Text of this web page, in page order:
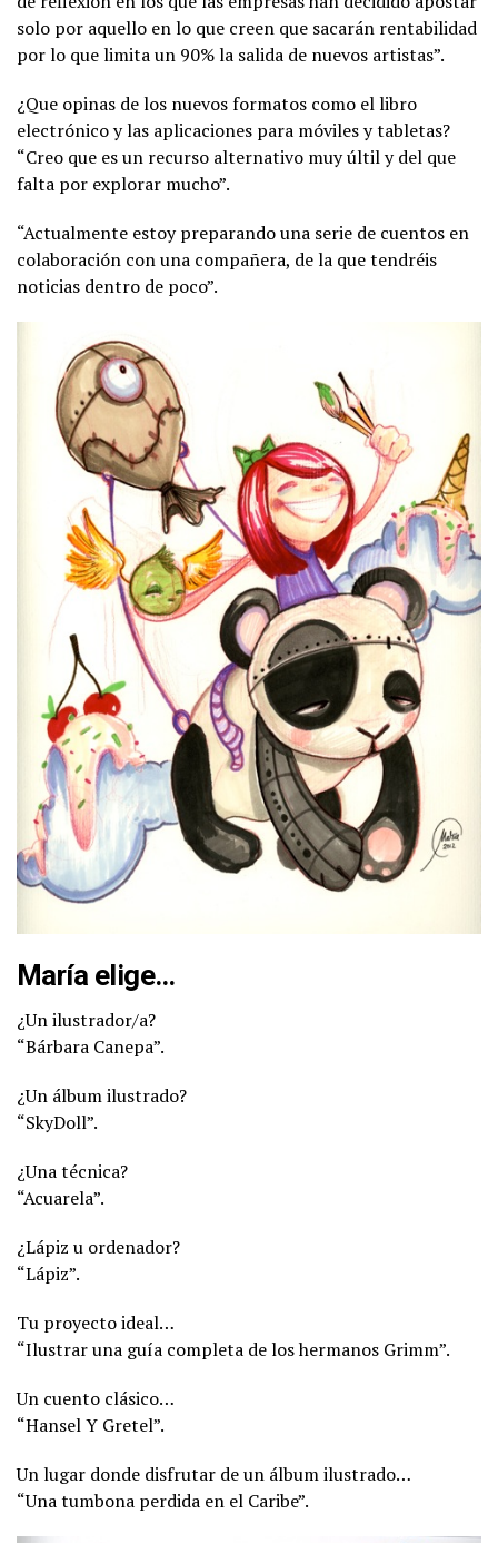
solo por aquello en lo que creen que sacarán rentabilidad
por lo que limita un 90% la salida de nuevos artistas”.
¿Que opinas de los nuevos formatos como el libro
electrónico y las aplicaciones para móviles y tabletas?
“Creo que es un recurso alternativo muy últil y del que
falta por explorar mucho”.
“Actualmente estoy preparando una serie de cuentos en
colaboración con una compañera, de la que tendréis
noticias dentro de poco”.
María elige…
¿Un ilustrador/a?
“Bárbara Canepa”.
¿Un álbum ilustrado?
“SkyDoll”.
¿Una técnica?
“Acuarela”.
¿Lápiz u ordenador?
“Lápiz”.
Tu proyecto ideal…
“Ilustrar una guía completa de los hermanos Grimm”.
Un cuento clásico…
“Hansel Y Gretel”.
Un lugar donde disfrutar de un álbum ilustrado…
“Una tumbona perdida en el Caribe”.